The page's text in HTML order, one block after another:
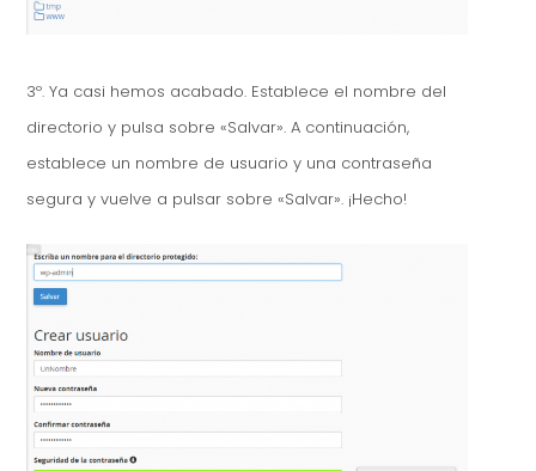
3º. Ya casi hemos acabado. Establece el nombre del
directorio y pulsa sobre «Salvar». A continuación,
establece un nombre de usuario y una contraseña
segura y vuelve a pulsar sobre «Salvar». ¡Hecho!